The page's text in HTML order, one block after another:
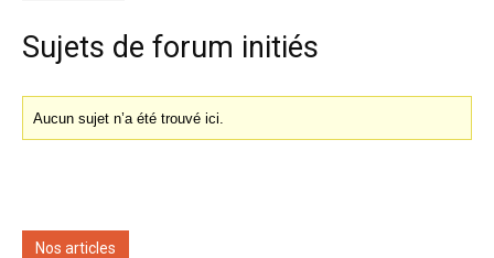
Sujets de forum initiés
Aucun sujet n’a été trouvé ici.
Nos articles